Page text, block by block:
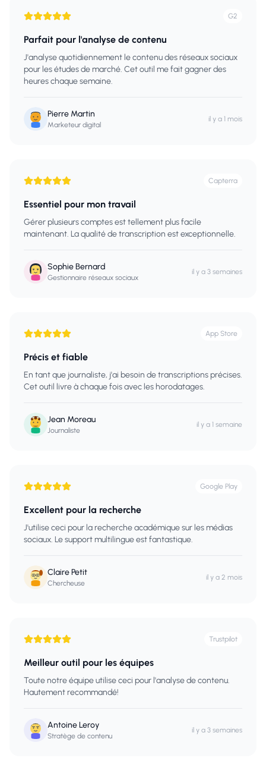
G2
Parfait pour l'analyse de contenu
J'analyse quotidiennement le contenu des réseaux sociaux
pour les études de marché. Cet outil me fait gagner des
heures chaque semaine.
Pierre Martin
Marketeur digital
il y a 1 mois
Capterra
Essentiel pour mon travail
Gérer plusieurs comptes est tellement plus facile
maintenant. La qualité de transcription est exceptionnelle.
Sophie Bernard
Gestionnaire réseaux sociaux
il y a 3 semaines
App Store
Précis et fiable
En tant que journaliste, j'ai besoin de transcriptions précises.
Cet outil livre à chaque fois avec les horodatages.
Jean Moreau
Journaliste
il y a 1 semaine
Google Play
Excellent pour la recherche
J'utilise ceci pour la recherche académique sur les médias
sociaux. Le support multilingue est fantastique.
Claire Petit
Chercheuse
il y a 2 mois
Trustpilot
Meilleur outil pour les équipes
Toute notre équipe utilise ceci pour l'analyse de contenu.
Hautement recommandé!
Antoine Leroy
Stratège de contenu
il y a 3 semaines